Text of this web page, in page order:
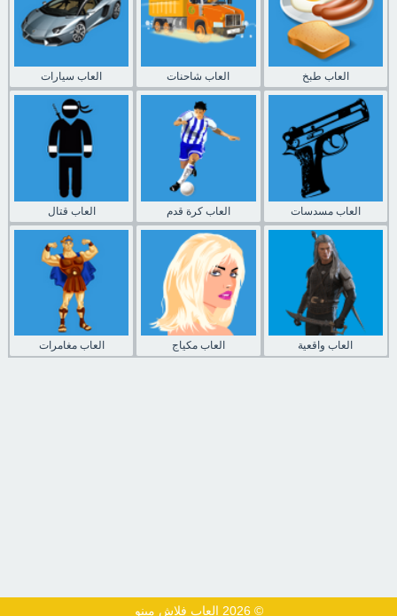
العاب سيارات العاب شاحنات العاب طبخ
العاب قتال العاب كرة قدم العاب مسدسات
العاب مغامرات العاب مكياج العاب واقعية
© 2026 العاب فلاش مينو